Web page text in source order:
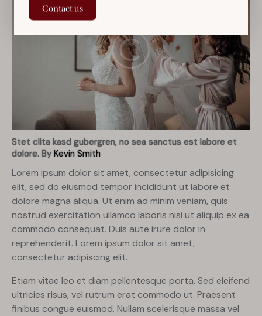
Stet clita kasd gubergren, no sea sanctus est labore et
dolore. By Kevin Smith
Lorem ipsum dolor sit amet, consectetur adipisicing
elit, sed do eiusmod tempor incididunt ut labore et
dolore magna aliqua. Ut enim ad minim veniam, quis
nostrud exercitation ullamco laboris nisi ut aliquip ex ea
commodo consequat. Duis aute irure dolor in
reprehenderit. Lorem ipsum dolor sit amet,
consectetur adipiscing elit.
Etiam vitae leo et diam pellentesque porta. Sed eleifend
ultricies risus, vel rutrum erat commodo ut. Praesent
finibus congue euismod. Nullam scelerisque massa vel
Contact us